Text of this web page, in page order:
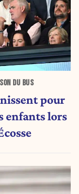
DU BUS
pour
enfants lors